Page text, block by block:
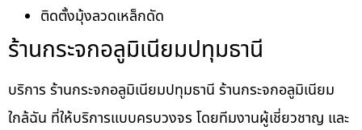
ติดตั้งมุ้งลวดเหล็กดัด
ร้านกระจกอลูมิเนียมปทุมธานี
บริการ ร้านกระจกอลูมิเนียมปทุมธานี ร้านกระจกอลูมิเนียม
ใกล้ฉัน ที่ให้บริการแบบครบวงจร โดยทีมงานผู้เชี่ยวชาญ และ